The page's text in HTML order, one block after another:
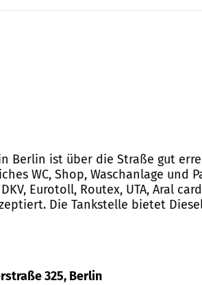
Berlin ist über die Straße gut
WC, Shop, Waschanlage und
Eurotoll, Routex, UTA, Aral
Die Tankstelle bietet
325, Berlin